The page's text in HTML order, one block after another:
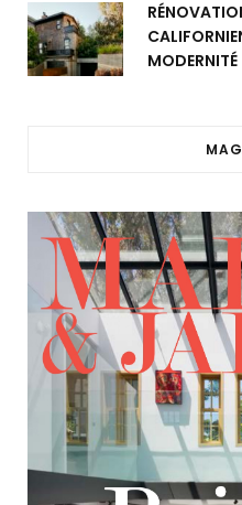
MODERNITÉ